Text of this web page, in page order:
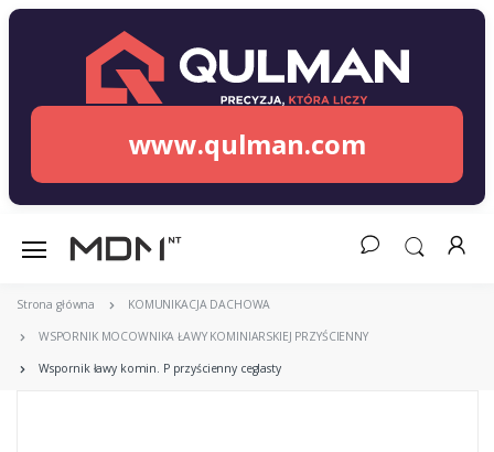
www.qulman.com
Strona główna KOMUNIKACJA DACHOWA
WSPORNIK MOCOWNIKA ŁAWY KOMINIARSKIEJ PRZYŚCIENNY
Wspornik ławy komin. P przyścienny ceglasty